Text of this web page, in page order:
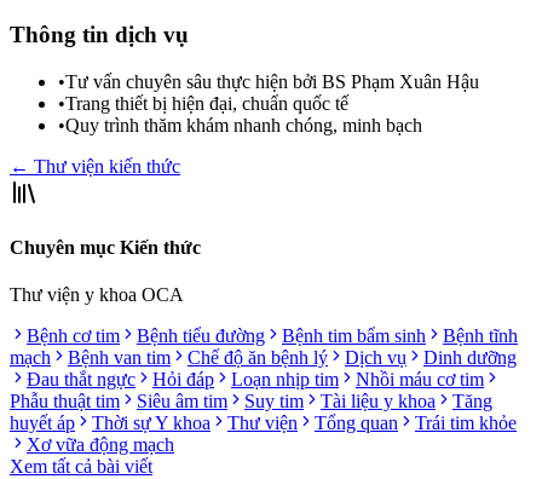
Thông tin dịch vụ
•Tư vấn chuyên sâu thực hiện bởi BS Phạm Xuân Hậu
•Trang thiết bị hiện đại, chuẩn quốc tế
•Quy trình thăm khám nhanh chóng, minh bạch
← Thư viện kiến thức
Chuyên mục Kiến thức
Thư viện y khoa OCA
Bệnh cơ tim
Bệnh tiểu đường Bệnh tim bẩm sinh
Bệnh tĩnh
mạch
Bệnh van tim Chế độ ăn bệnh lý Dịch vụ
Dinh dưỡng
Đau thắt ngực
Hỏi đáp Loạn nhịp tim
Nhồi máu cơ tim
Phẫu thuật tim
Siêu âm tim Suy tim Tài liệu y khoa
Tăng
huyết áp
Thời sự Y khoa Thư viện Tổng quan
Trái tim khỏe
Xơ vữa động mạch
Xem tất cả bài viết